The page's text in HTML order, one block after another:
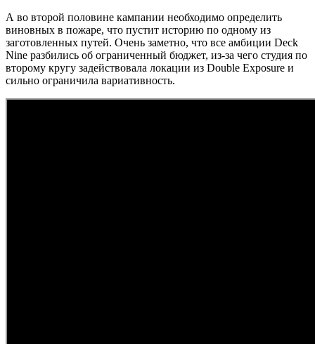
А во второй половине кампании необходимо определить
виновных в пожаре, что пустит историю по одному из
заготовленных путей. Очень заметно, что все амбиции Deck
Nine разбились об ограниченный бюджет, из-за чего студия по
второму кругу задействовала локации из Double Exposure и
сильно ограничила вариативность.